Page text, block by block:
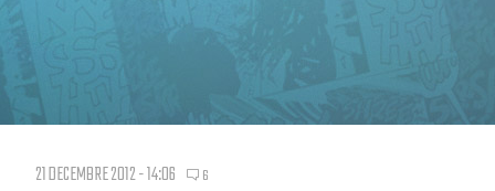
21 DECEMBRE 2012 - 14:06 6